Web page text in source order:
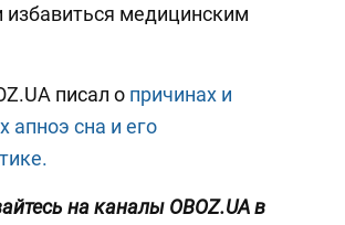
избавиться медицинским
писал о причинах и
апноэ сна и его
на каналы OBOZ.UA в